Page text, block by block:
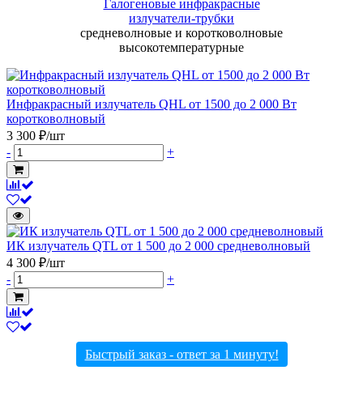
Галогеновые инфракрасные
излучатели-трубки
средневолновые и коротковолновые
высокотемпературные
Инфракрасный излучатель QHL от 1500 до 2 000 Вт
коротковолновый
3 300 ₽/шт
-
+
ИК излучатель QTL от 1 500 до 2 000 средневолновый
4 300 ₽/шт
-
+
Быстрый заказ - ответ за 1 минуту!